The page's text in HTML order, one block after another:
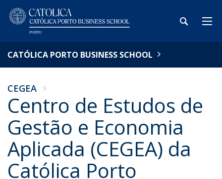
CATÓLICA PORTO BUSINESS SCHOOL
CEGEA
Centro de Estudos de
Gestão e Economia
Aplicada (CEGEA) da
Católica Porto